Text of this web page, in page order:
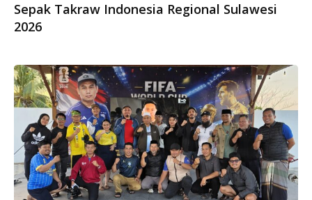
Sepak Takraw Indonesia Regional Sulawesi
2026